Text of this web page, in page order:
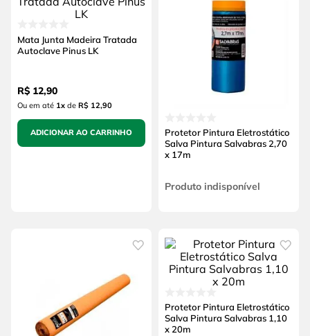
Mata Junta Madeira Tratada
Autoclave Pinus LK
R$ 12,90
Ou em até 1xde R$ 12,90
ADICIONAR AO CARRINHO
Protetor Pintura Eletrostático
Salva Pintura Salvabras 2,70
x 17m
Produto indisponível
Protetor Pintura Eletrostático
Salva Pintura Salvabras 1,10
x 20m